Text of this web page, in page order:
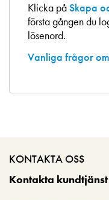
Klicka påSkapa
första gången du
lösenord.
Vanliga frågor
KONTAKTA OSS
Kontakta kundtjänst